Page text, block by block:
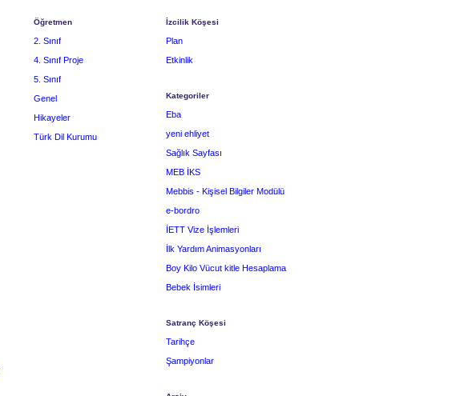
Öğretmen
2. Sınıf
4. Sınıf Proje
5. Sınıf
Genel
Hikayeler
Türk Dil Kurumu
İzcilik Köşesi
Plan
Etkinlik
Kategoriler
Eba
yeni ehliyet
Sağlık Sayfası
MEB İKS
Mebbis - Kişisel Bilgiler Modülü
e-bordro
İETT Vize İşlemleri
İlk Yardım Animasyonları
Boy Kilo Vücut kitle Hesaplama
Bebek İsimleri
Satranç Köşesi
Tarihçe
Şampiyonlar